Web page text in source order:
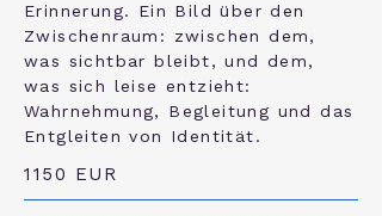
Erinnerung. Ein Bild über den
Zwischenraum: zwischen dem,
was sichtbar bleibt, und dem,
was sich leise entzieht:
Wahrnehmung, Begleitung und das
Entgleiten von Identität.
1150 EUR